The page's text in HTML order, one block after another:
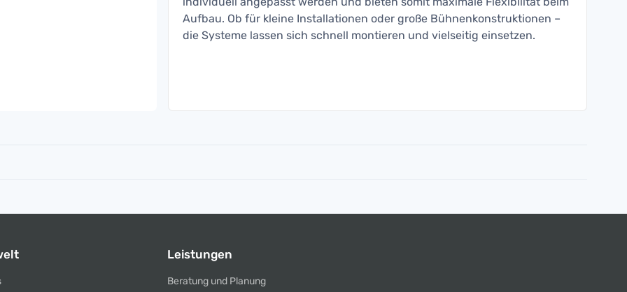
Aufbau. Ob für kleine Installationen oder große Bühnenkonstruktionen –
die Systeme lassen sich schnell montieren und vielseitig einsetzen.
Leistungen
Beratung und Planung